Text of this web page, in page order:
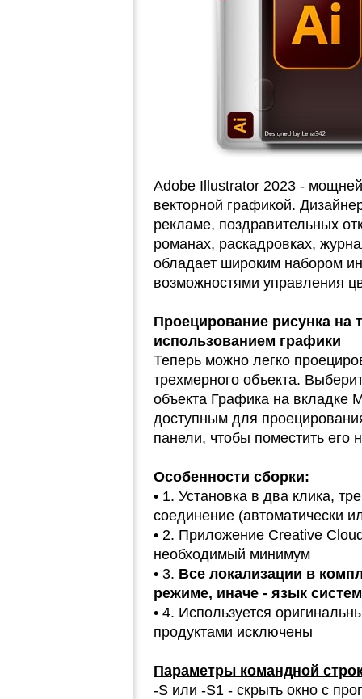
Adobe Illustrator 2023 -
векторной графикой.
рекламе, поздравительных
романах, раскадровках,
обладает широким набором
возможностями управления
Проецирование рисунка на
использованием графики
Теперь можно легко
трехмерного объекта.
объекта Графика на вкладке
доступным для
панели, чтобы поместить его
Особенности сборки:
• 1. Установка в два клика,
соединение (автоматически
• 2. Приложение Creative
необходимый минимум
• 3. Все локализации в
режиме, иначе - язык
• 4. Используется
продуктами исключены
Параметры командной
-S или -S1 - скрыть окно с